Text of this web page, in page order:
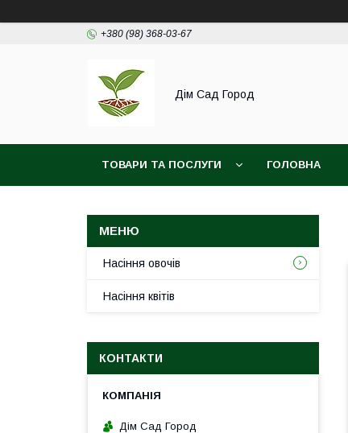
+380 (98) 368-03-67
Дім Сад Город
ТОВАРИ ТА ПОСЛУГИ ГОЛОВНА
Насіння овочів
Насіння квітів
КОНТАКТИ
Дім Сад Город